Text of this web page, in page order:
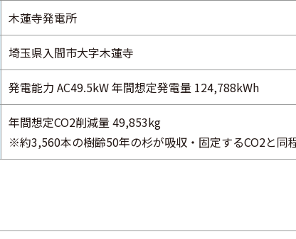
木蓮寺発電所
埼玉県入間市大字木蓮寺
発電能力 AC49.5kW 年間想定発電量 124,788kWh
年間想定CO2削減量 49,853kg
※約3,560本の樹齢50年の杉が吸収・固定するCO2と同